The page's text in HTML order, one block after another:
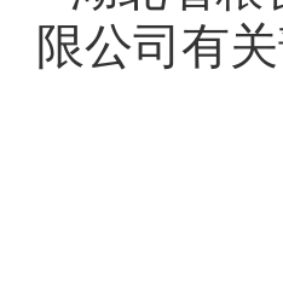
限公司有